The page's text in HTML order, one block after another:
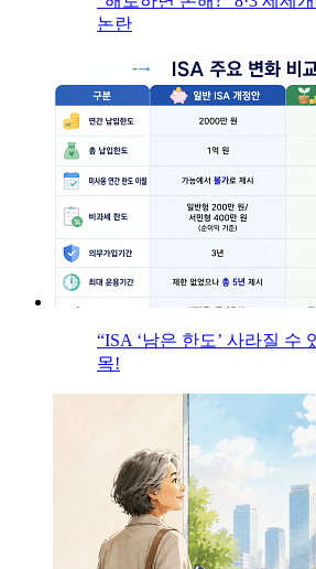
논란
“ISA ‘남은 한도’ 사라질 수
목!